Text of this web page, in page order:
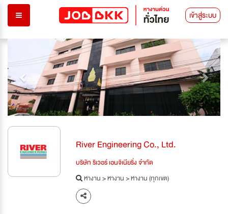
เข้าสู่ระบบ
River Engineering Co., Ltd.
บริษัท ริเวอร์ เอนจิเนียริ่ง จำกัด
หางาน>หางาน>หางาน (ทุกเขต)